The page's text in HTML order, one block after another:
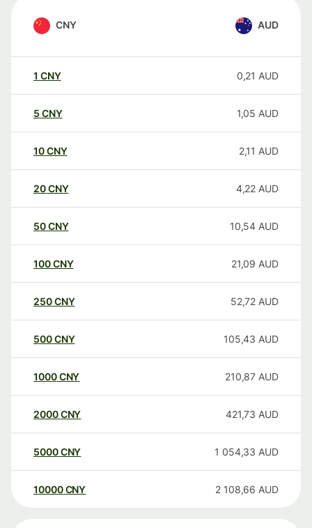
CNY AUD
1 CNY 0,21 AUD
5 CNY 1,05 AUD
10CNY 2,11 AUD
20CNY 4,22 AUD
50CNY 10,54 AUD
100CNY 21,09 AUD
250CNY 52,72 AUD
500CNY 105,43 AUD
1000CNY 210,87 AUD
2000CNY 421,73 AUD
5000CNY 1 054,33 AUD
10000 CNY 2 108,66 AUD